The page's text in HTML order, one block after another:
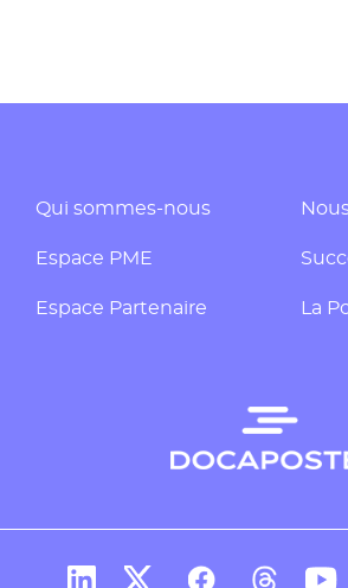
Qui sommes-nous
Espace PME
Espace Partenaire La
Compte Linkedin de
Compte X de Docaposte
CompteCompte